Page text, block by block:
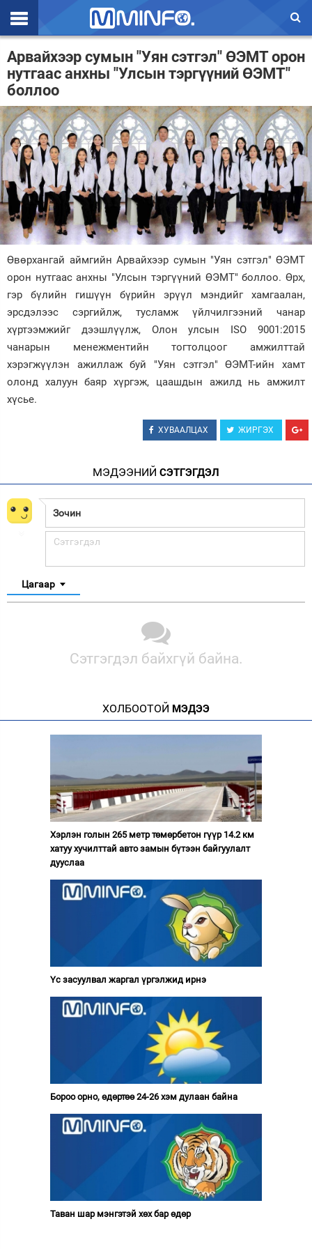
Эхлэл
Цаг агаар
Валют ханш
Улс төр
Эдийн засаг
Үзэл бодол
Спорт
Дэлхий
Зурхай
Арвайхээр сумын "Уян сэтгэл" ӨЭМТ орон
нутгаас анхны "Улсын тэргүүний ӨЭМТ"
боллоо
Өвөрхангай аймгийн Арвайхээр сумын "Уян сэтгэл" ӨЭМТ
орон нутгаас анхны "Улсын тэргүүний ӨЭМТ" боллоо. Өрх,
гэр бүлийн гишүүн бүрийн эрүүл мэндийг хамгаалан,
эрсдэлээс сэргийлж, тусламж үйлчилгээний чанар
хүртээмжийг дээшлүүлж, Олон улсын ISO 9001:2015
чанарын менежментийн тогтолцоог амжилттай
хэрэгжүүлэн ажиллаж буй "Уян сэтгэл" ӨЭМТ-ийн хамт
олонд халуун баяр хүргэж, цаашдын ажилд нь амжилт
хүсье.
ХУВААЛЦАХ ЖИРГЭХ
МЭДЭЭНИЙ СЭТГЭГДЭЛ
Цагаар
Сэтгэгдэл байхгүй байна.
ХОЛБООТОЙ МЭДЭЭ
Хэрлэн голын 265 метр төмөрбетон гүүр 14.2 км
хатуу хучилттай авто замын бүтээн байгуулалт
дууслаа
Үс засуулвал жаргал үргэлжид ирнэ
Бороо орно, өдөртөө 24-26 хэм дулаан байна
Таван шар мэнгэтэй хөх бар өдөр